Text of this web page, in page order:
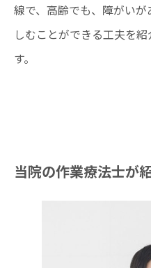
線で、高齢でも、障がい
しむことができる工夫を
す。
当院の作業療法士が